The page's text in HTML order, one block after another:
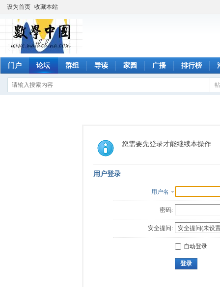
设为首页 收藏本站
门户 论坛 群组 导读 家园 广播 排行榜
您需要先登录才能继续本操作
用户登录
用户名
密码:
安全提问:
自动登录
登录